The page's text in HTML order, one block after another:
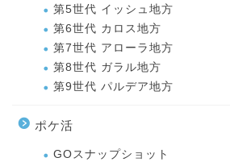
第5世代 イッシュ地方
第6世代 カロス地方
第7世代 アローラ地方
第8世代 ガラル地方
第9世代 パルデア地方
ポケ活
GOスナップショット